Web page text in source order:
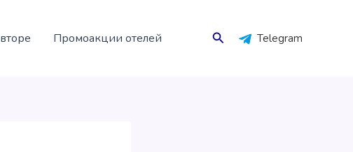
Промоакции отелей Поиск Telegram